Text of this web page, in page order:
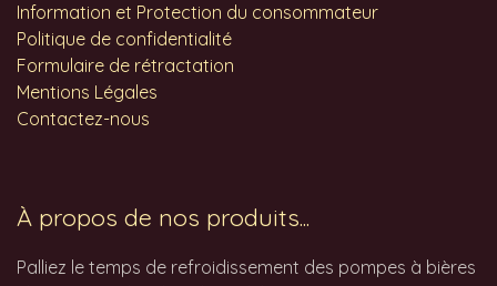
Information et Protection du consommateur
Politique de confidentialité
Formulaire de rétractation
Mentions Légales
Contactez-nous
À propos de nos produits...
Palliez le temps de refroidissement des pompes à bières